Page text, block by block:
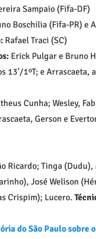
Sampaio (Fifa-DF)
Boschilia (Fifa-PR) e
Rafael Traci (SC)
Erick Pulgar e Bruno
13’/1ºT; e Arrascaeta,
Cunha; Wesley,
Gerson e
Ricardo; Tinga
José Welison
Crispim); Lucero.
do São Paulo sobre